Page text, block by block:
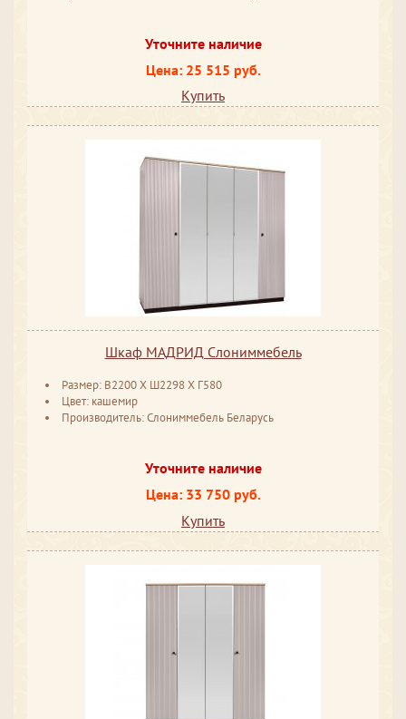
Уточните наличие
Цена: 25 515 руб.
Купить
Шкаф МАДРИД Слониммебель
Размер: ​​​​В2200 ​Х Ш2298 ​Х Г580
Цвет: кашемир
Производитель: Слониммебель Беларусь
Уточните наличие
Цена: 33 750 руб.
Купить